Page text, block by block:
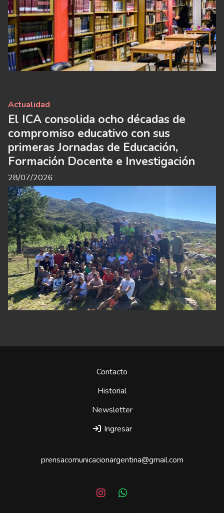
El ICA consolida ocho décadas de
compromiso educativo con sus
primeras Jornadas de Educación,
Formación Docente e Investigación
Actualidad
28/07/2026
Contacto
Historial
Newsletter
Ingresar
prensacomunicacionargentina@gmail.com